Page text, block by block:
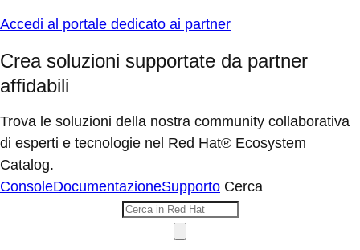
Accedi al portale dedicato ai partner
Crea soluzioni supportate da partner
affidabili
Trova le soluzioni della nostra community collaborativa
di esperti e tecnologie nel Red Hat® Ecosystem
Catalog.
ConsoleDocumentazioneSupporto Cerca